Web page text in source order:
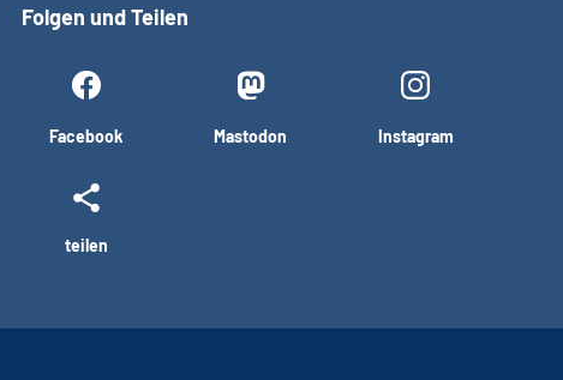
Folgen und Teilen
Facebook Mastodon Instagram
teilen